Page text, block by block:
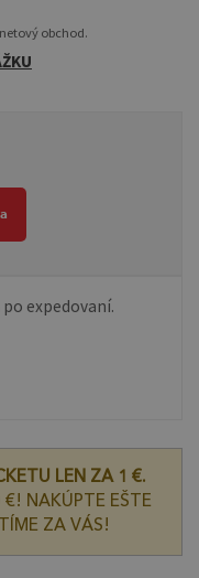
obchod.
expedovaní.
LEN ZA 1 €.
NAKÚPTE EŠTE
ZA VÁS!